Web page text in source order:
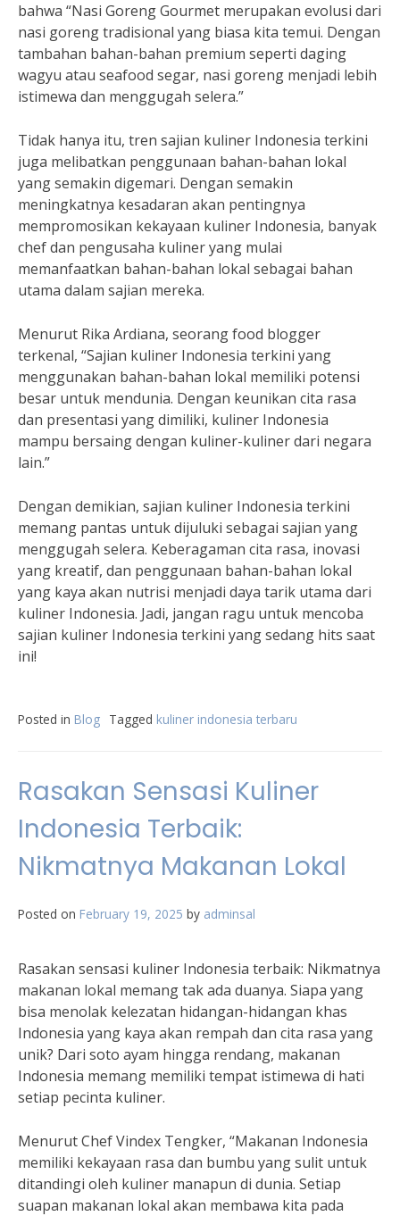
bahwa “Nasi Goreng Gourmet merupakan evolusi dari
nasi goreng tradisional yang biasa kita temui. Dengan
tambahan bahan-bahan premium seperti daging
wagyu atau seafood segar, nasi goreng menjadi lebih
istimewa dan menggugah selera.”
Tidak hanya itu, tren sajian kuliner Indonesia terkini
juga melibatkan penggunaan bahan-bahan lokal
yang semakin digemari. Dengan semakin
meningkatnya kesadaran akan pentingnya
mempromosikan kekayaan kuliner Indonesia, banyak
chef dan pengusaha kuliner yang mulai
memanfaatkan bahan-bahan lokal sebagai bahan
utama dalam sajian mereka.
Menurut Rika Ardiana, seorang food blogger
terkenal, “Sajian kuliner Indonesia terkini yang
menggunakan bahan-bahan lokal memiliki potensi
besar untuk mendunia. Dengan keunikan cita rasa
dan presentasi yang dimiliki, kuliner Indonesia
mampu bersaing dengan kuliner-kuliner dari negara
lain.”
Dengan demikian, sajian kuliner Indonesia terkini
memang pantas untuk dijuluki sebagai sajian yang
menggugah selera. Keberagaman cita rasa, inovasi
yang kreatif, dan penggunaan bahan-bahan lokal
yang kaya akan nutrisi menjadi daya tarik utama dari
kuliner Indonesia. Jadi, jangan ragu untuk mencoba
sajian kuliner Indonesia terkini yang sedang hits saat
ini!
Posted in Blog Tagged kuliner indonesia terbaru
Rasakan Sensasi Kuliner
Indonesia Terbaik:
Nikmatnya Makanan Lokal
Posted on February 19, 2025 by adminsal
Rasakan sensasi kuliner Indonesia terbaik: Nikmatnya
makanan lokal memang tak ada duanya. Siapa yang
bisa menolak kelezatan hidangan-hidangan khas
Indonesia yang kaya akan rempah dan cita rasa yang
unik? Dari soto ayam hingga rendang, makanan
Indonesia memang memiliki tempat istimewa di hati
setiap pecinta kuliner.
Menurut Chef Vindex Tengker, “Makanan Indonesia
memiliki kekayaan rasa dan bumbu yang sulit untuk
ditandingi oleh kuliner manapun di dunia. Setiap
suapan makanan lokal akan membawa kita pada